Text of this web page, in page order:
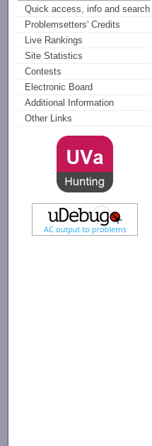
Quick access, info and search
Problemsetters' Credits
Live Rankings
Site Statistics
Contests
Electronic Board
Additional Information
Other Links